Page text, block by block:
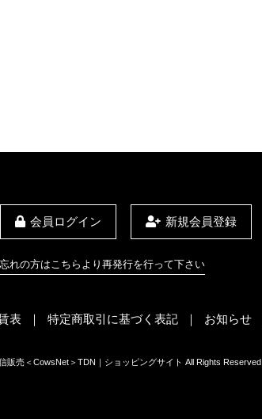
会員ログイン 新規会員登録
れの方はこちらより再発行を行って下さい
表 特定商取引に基づく表記 お知らせ
販売＜CowsNet＞TDN｜ショッピングサイト All Rights Reserved.